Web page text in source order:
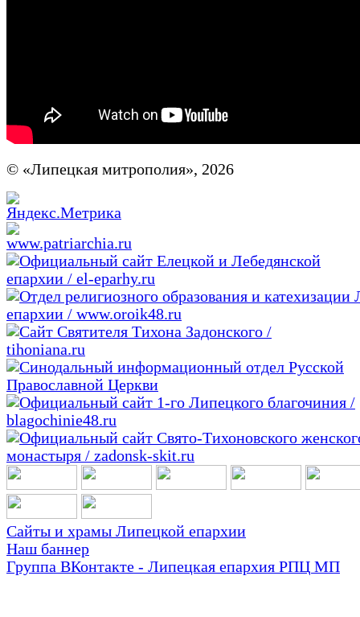
© «Липецкая митрополия», 2026
Сайты и храмы Липецкой епархии
Наш баннер
Группа ВКонтакте - Липецкая епархия РПЦ МП